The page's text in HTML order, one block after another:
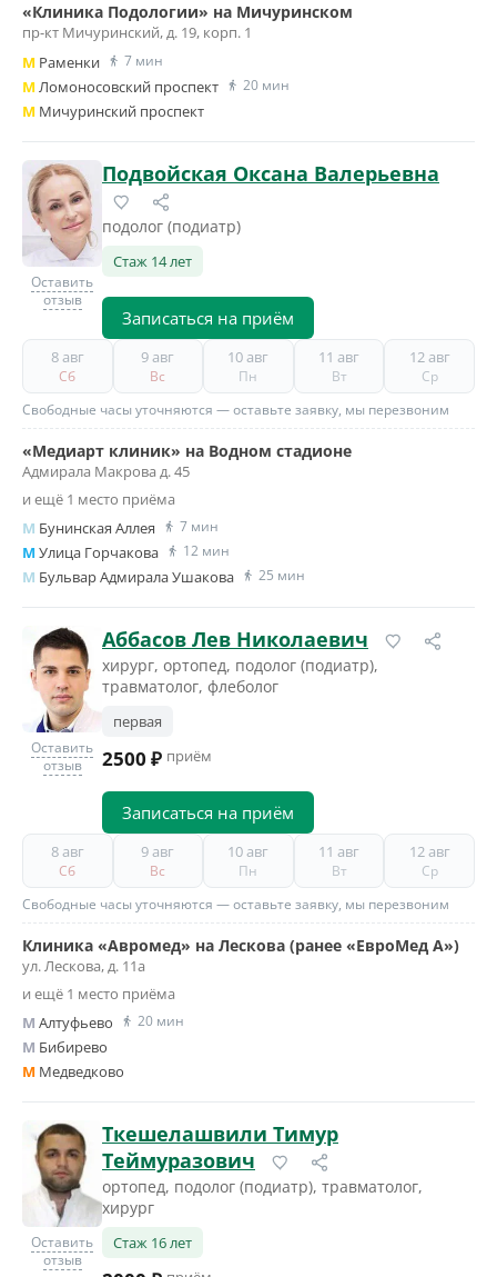
«Клиника Подологии» на Мичуринском
пр-кт Мичуринский, д. 19, корп. 1
M Раменки 7 мин
MЛомоносовский проспект 20 мин
M Мичуринский проспект
Оставить
отзыв
Подвойская Оксана Валерьевна
подолог (подиатр)
Стаж 14 лет
Записаться на приём
8 авг
Сб
9 авг
Вс
10 авг
Пн
11 авг
Вт
12 авг
Ср
Свободные часы уточняются — оставьте заявку, мы перезвоним
«Медиарт клиник» на Водном стадионе
Адмирала Макрова д. 45
и ещё 1 место приёма
M Бунинская Аллея 7 мин
M Улица Горчакова 12 мин
M Бульвар Адмирала Ушакова 25 мин
Оставить
отзыв
Аббасов Лев Николаевич
хирург, ортопед, подолог (подиатр),
травматолог, флеболог
первая
2500 ₽ приём
Записаться на приём
8 авг
Сб
9 авг
Вс
10 авг
Пн
11 авг
Вт
12 авг
Ср
Свободные часы уточняются — оставьте заявку, мы перезвоним
Клиника «Авромед» на Лескова (ранее «ЕвроМед А»)
ул. Лескова, д. 11а
и ещё 1 место приёма
M Алтуфьево 20 мин
M Бибирево
M Медведково
Оставить
отзыв
Ткешелашвили Тимур
Теймуразович
ортопед, подолог (подиатр), травматолог,
хирург
Стаж 16 лет